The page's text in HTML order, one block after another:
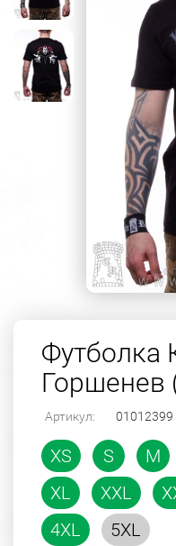
Футболка
Горшенев
Артикул: 01012399
XS S M
XL
XXL
4XL
5XL